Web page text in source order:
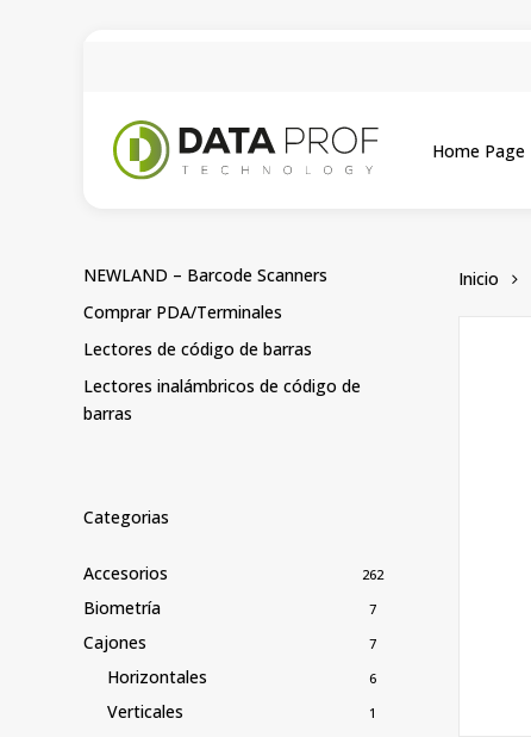
Home Page
NEWLAND – Barcode Scanners
Comprar PDA/Terminales
Lectores de código de barras
Lectores inalámbricos de código de
barras
Categorias
Accesorios 262
Biometría 7
Cajones 7
Horizontales 6
Verticales 1
Inicio